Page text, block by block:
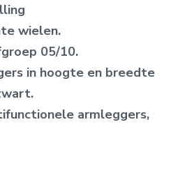
wielen.
05/10.
in hoogte en breedte
armleggers,